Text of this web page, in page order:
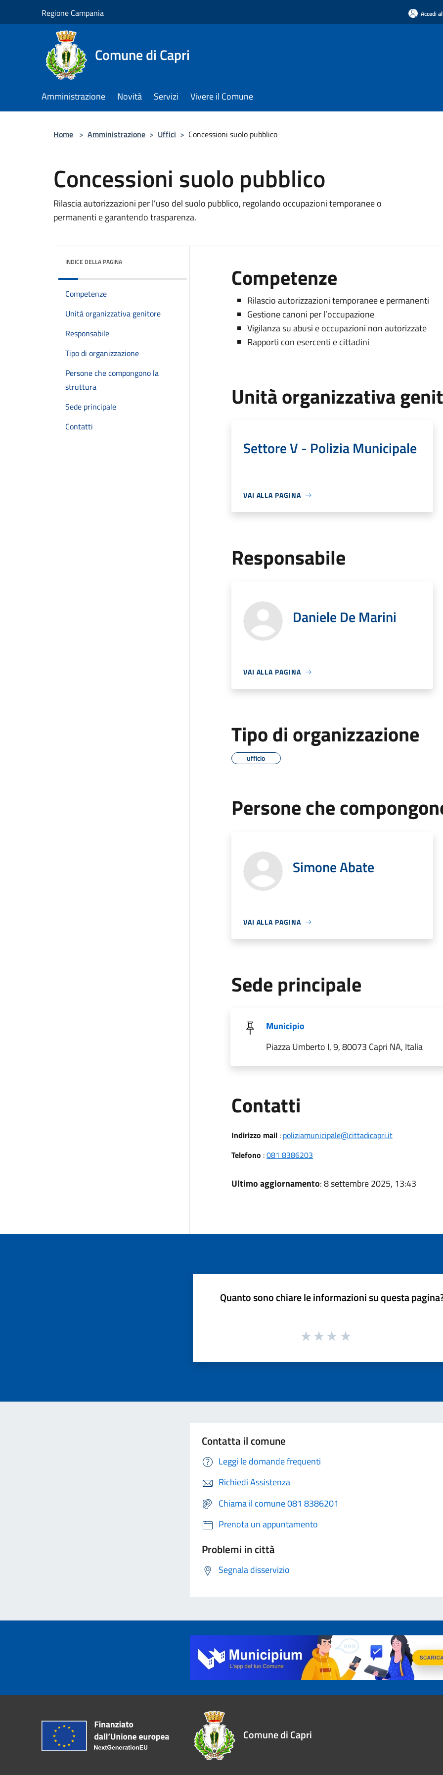
Regione Campania Accedi
Comune di Capri
Amministrazione Novità Servizi Vivere il Comune
Home > Amministrazione > Uffici > Concessioni suolo pubblico
Concessioni suolo pubblico
Rilascia autorizzazioni per l’uso del suolo pubblico, regolando occupazioni temporanee o
permanenti e garantendo trasparenza.
INDICE DELLA PAGINA
Competenze
Unità organizzativa genitore
Responsabile
Tipo di organizzazione
Persone che compongono la
struttura
Sede principale
Contatti
Competenze
Rilascio autorizzazioni temporanee e permanenti
Gestione canoni per l’occupazione
Vigilanza su abusi e occupazioni non autorizzate
Rapporti con esercenti e cittadini
Unità organizzativa
Settore V - Polizia Municipale
VAI ALLA PAGINA
Responsabile
Daniele De Marini
VAI ALLA PAGINA
Tipo di organizzazione
ufficio
Persone che
Simone Abate
VAI ALLA PAGINA
Sede principale
Municipio
Piazza Umberto I, 9, 80073 Capri NA, Italia
Contatti
Indirizzo mail: poliziamunicipale@cittadicapri.it
Telefono :081 8386203
Ultimo aggiornamento: 8 settembre 2025, 13:43
Quanto sono chiare le informazioni su questa
Contatta il comune
Leggi le domande frequenti
Richiedi Assistenza
Chiama il comune 081 8386201
Prenota un appuntamento
Problemi in città
Segnala disservizio
Comune di Capri